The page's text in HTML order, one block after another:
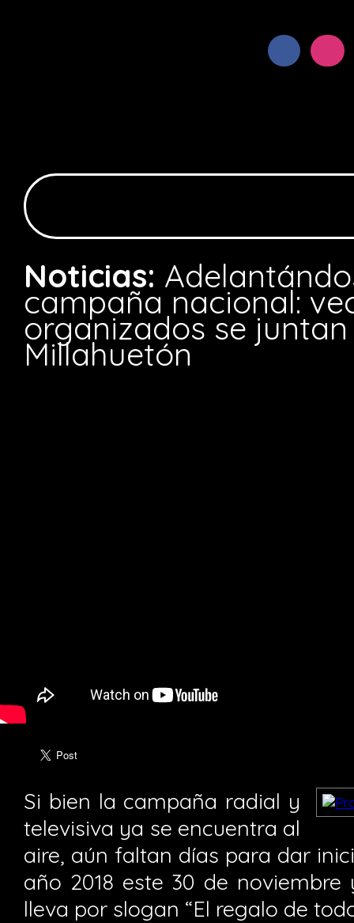
Noticias:
campaña nacional:
organizados se
Millahuetón
Si bien la campaña radial y
televisiva ya se encuentra al
aire, aún faltan días para dar
año 2018 este 30 de noviembre
lleva por slogan “El regalo de